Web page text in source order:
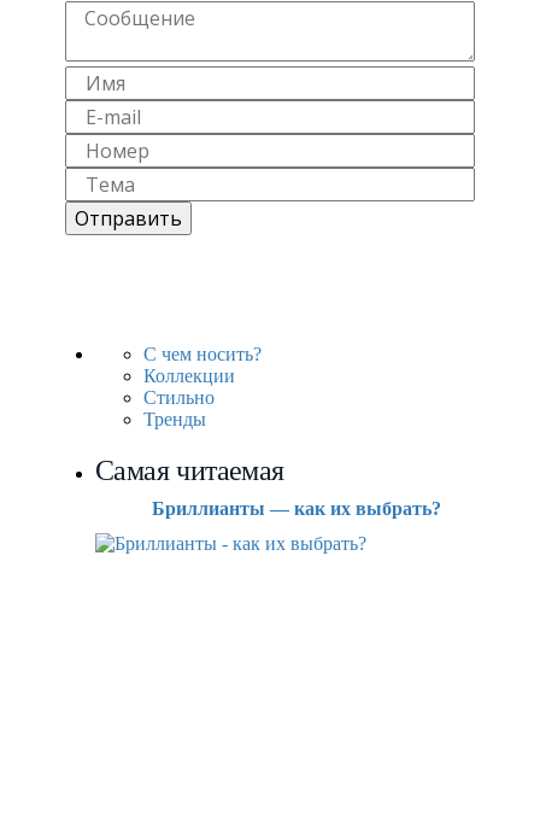
С чем носить?
Коллекции
Стильно
Тренды
Самая читаемая
Бриллианты — как их выбрать?